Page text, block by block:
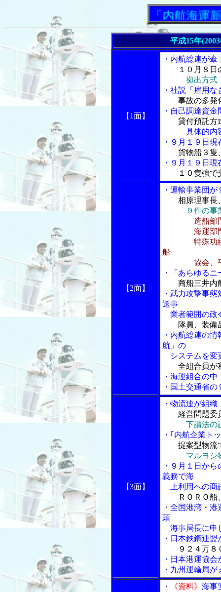
「内航海運新聞
平成15年
【1面】
・内航総連が
１０月８
拠出方式
・社説「雇用
事故の多発
・自己調達資
貸付預託方
具体的内容
・９月１９日
貨物船３隻
・９月１９日
１０隻強
【2面】
・運輸事業団
相原理事長
９件の事
造船部
海運部門 春
特殊功績部
船
協会、平田
・「あらゆる
商船三井
・武力攻撃事
送事
業者範囲の政
隊員、装備
・内航総連の
航」の
システムを変
全組合員が
・海運組合の
・国土交通省
【3面】
・物流連が組
経営問題委
下請法の
・｢内航企業ト
提案型物流
マルヨ
・９月１日か
義務で海
上利用への商
ＲＯＲＯ
・全国港湾・
頭
海事局長に申
・日本鉄鋼連
９２４万
・日本港運協
・九州運輸局
・ 《資料》 海事